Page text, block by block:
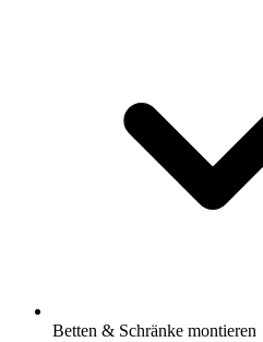
Betten & Schränke montieren